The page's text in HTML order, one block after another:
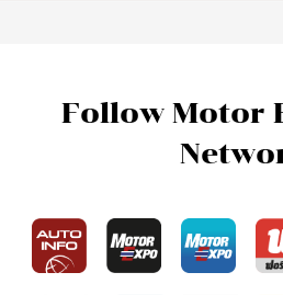
Follow Motor